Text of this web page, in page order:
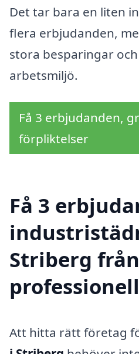
Det tar bara en liten
flera erbjudanden,
stora besparingar
arbetsmiljö.
Få 3 erbjudanden,
förpliktelser
Få 3
Striberg från
Att hitta rätt företag